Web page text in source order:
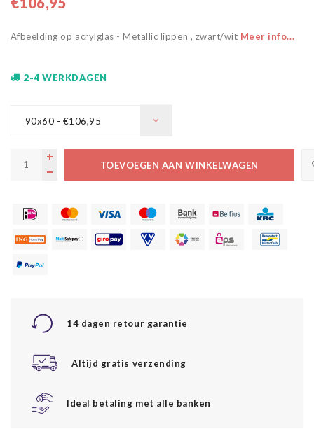
Afbeelding op acrylglas - Metallic lippen , zwart/wit Meer info...
2-4 WERKDAGEN
90x60 - €106,95
TOEVOEGEN AAN WINKELWAGEN
14 dagen retour garantie
Altijd gratis verzending
Ideal betaling met alle banken